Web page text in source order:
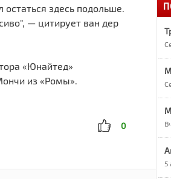
здесь подольше.
— цитирует ван дер
«Юнайтед»
из «Ромы».
0
5